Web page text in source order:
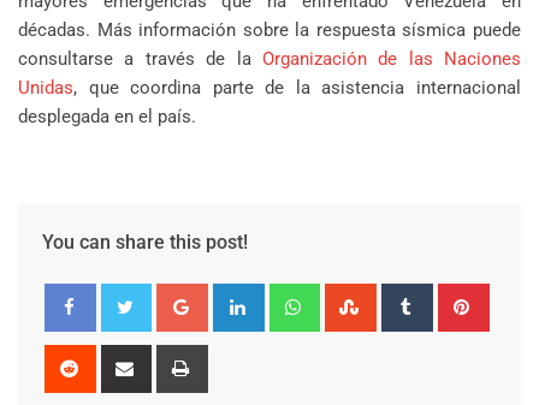
décadas. Más información sobre la respuesta sísmica puede
consultarse a través de la Organización de las Naciones
Unidas, que coordina parte de la asistencia internacional
desplegada en el país.
You can share this post!
Google+ LinkedIn WhatsappStumbleUpon
Tumblr
Reddit
Share